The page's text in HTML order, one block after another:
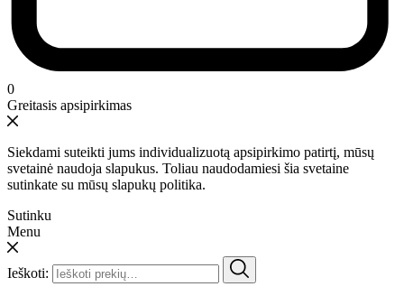
0
Greitasis apsipirkimas
Siekdami suteikti jums individualizuotą apsipirkimo patirtį, mūsų
svetainė naudoja slapukus. Toliau naudodamiesi šia svetaine
sutinkate su mūsų slapukų politika.
Sutinku
Menu
Ieškoti: